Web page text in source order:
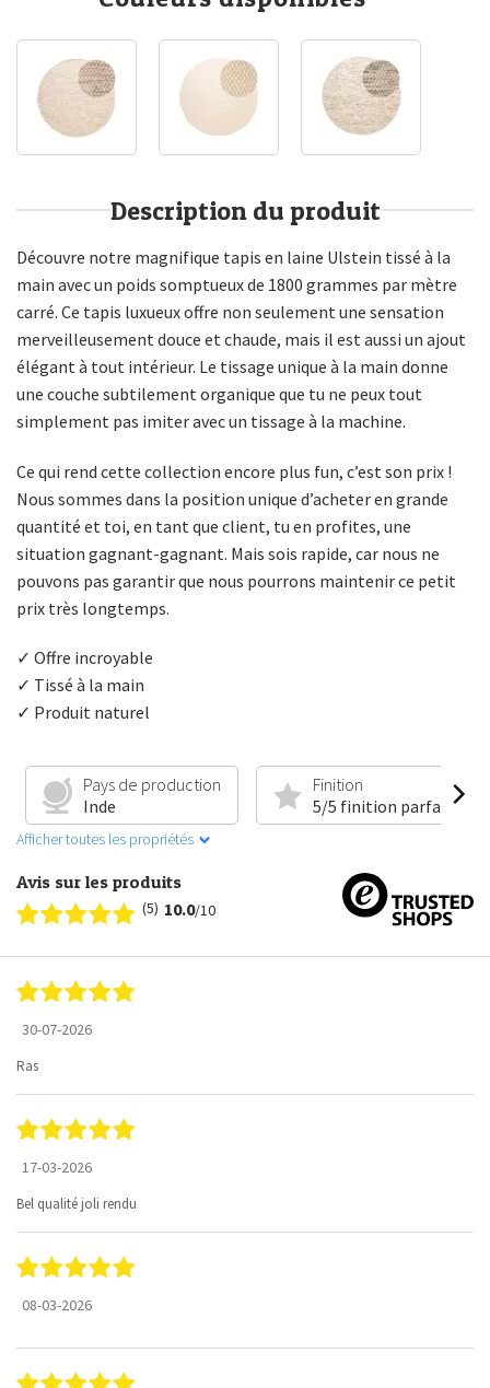
Description du produit
Découvre notre magnifique tapis en laine Ulstein tissé à la
main avec un poids somptueux de 1800 grammes par mètre
carré. Ce tapis luxueux offre non seulement une sensation
merveilleusement douce et chaude, mais il est aussi un ajout
élégant à tout intérieur. Le tissage unique à la main donne
une couche subtilement organique que tu ne peux tout
simplement pas imiter avec un tissage à la machine.
Ce qui rend cette collection encore plus fun, c’est son prix !
Nous sommes dans la position unique d’acheter en grande
quantité et toi, en tant que client, tu en profites, une
situation gagnant-gagnant. Mais sois rapide, car nous ne
pouvons pas garantir que nous pourrons maintenir ce petit
prix très longtemps.
✓ Offre incroyable
✓ Tissé à la main
✓ Produit naturel
Pays de production
Inde
Finition
5/5 finition parfaite
Afficher toutes les propriétés
Avis sur les produits
(5) 10.0/10
30-07-2026
Ras
17-03-2026
Bel qualité joli rendu
08-03-2026